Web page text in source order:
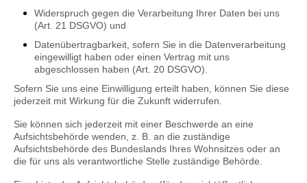
Widerspruch gegen die Verarbeitung Ihrer Daten bei uns
(Art. 21 DSGVO) und
Datenübertragbarkeit, sofern Sie in die Datenverarbeitung
eingewilligt haben oder einen Vertrag mit uns
abgeschlossen haben (Art. 20 DSGVO).
Sofern Sie uns eine Einwilligung erteilt haben, können Sie diese
jederzeit mit Wirkung für die Zukunft widerrufen.
Sie können sich jederzeit mit einer Beschwerde an eine
Aufsichtsbehörde wenden, z. B. an die zuständige
Aufsichtsbehörde des Bundeslands Ihres Wohnsitzes oder an
die für uns als verantwortliche Stelle zuständige Behörde.